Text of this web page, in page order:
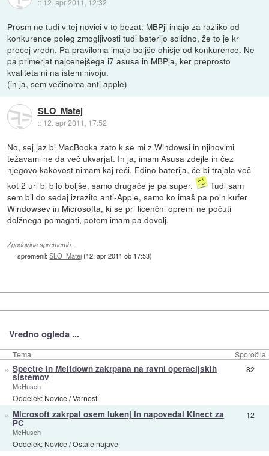
:: 12. apr 2011, 12:32
Prosm ne tudi v tej novici v to bezat: MBPji imajo za razliko od
konkurence poleg zmogljivosti tudi baterijo solidno, že to je kr
precej vredn. Pa praviloma imajo boljše ohišje od konkurence. Ne
pa primerjat najcenejšega i7 asusa in MBPja, ker preprosto
kvaliteta ni na istem nivoju.
(in ja, sem večinoma anti apple)
SLO_Matej
:: 12. apr 2011, 17:52
No, sej jaz bi MacBooka zato k se mi z Windowsi in njihovimi
težavami ne da več ukvarjat. In ja, imam Asusa zdejle in čez
njegovo kakovost nimam kaj reči. Edino baterija, če bi trajala več
kot 2 uri bi bilo boljše, samo drugače je pa super.
Tudi sam
sem bil do sedaj izrazito anti-Apple, samo ko imaš pa poln kufer
Windowsev in Microsofta, ki se pri licenčni opremi ne počuti
dolžnega pomagati, potem imam pa dovolj.
Zgodovina sprememb…
spremenil:SLO_Matej(12. apr 2011 ob 17:53)
Vredno ogleda ...
Tema Sporočila
» Spectre in Meltdown zakrpana na ravni operacijskih
sistemov
McHusch
Oddelek: Novice/Varnost
82
» Microsoft zakrpal osem lukenj in napovedal Kinect za
PC
McHusch
Oddelek: Novice/Ostale najave
12